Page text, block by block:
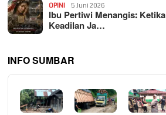
OPINI 5 Juni 2026
Ibu Pertiwi Menangis: Ketika
Keadilan Ja…
INFO SUMBAR